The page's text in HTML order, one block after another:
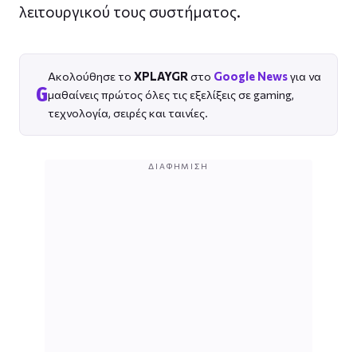
λειτουργικού τους συστήματος.
G
Ακολούθησε το XPLAYGR στο Google Newsγια να
μαθαίνεις πρώτος όλες τις εξελίξεις σε gaming,
τεχνολογία, σειρές και ταινίες.
ΔΙΑΦΉΜΙΣΗ